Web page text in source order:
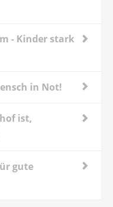
- Kinder stark
in Not!
ist,
gute